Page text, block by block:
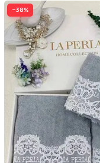
−38%